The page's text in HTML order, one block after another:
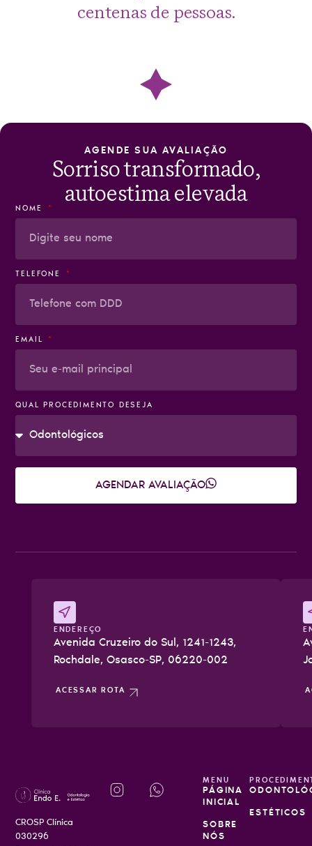
centenas de pessoas.
AGENDE SUA AVALIAÇÃO
Sorriso transformado,
autoestima elevada
NOME
TELEFONE
EMAIL
QUAL PROCEDIMENTO DESEJA
AGENDAR AVALIAÇÃO
ENDEREÇO
Avenida Cruzeiro do Sul, 1241-1243,
Rochdale, Osasco-SP, 06220-002
ACESSAR ROTA
CROSP Clínica
030296
MENU
PÁGINA
INICIAL
SOBRE
NÓS
ESTÉTICOS